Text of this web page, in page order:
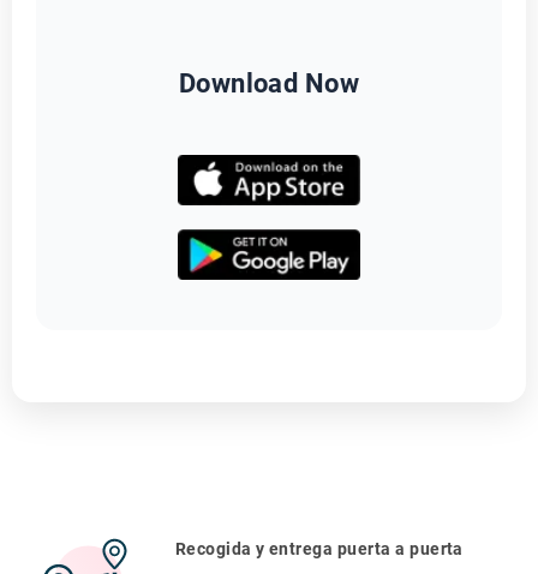
Download Now
Recogida y entrega puerta a puerta